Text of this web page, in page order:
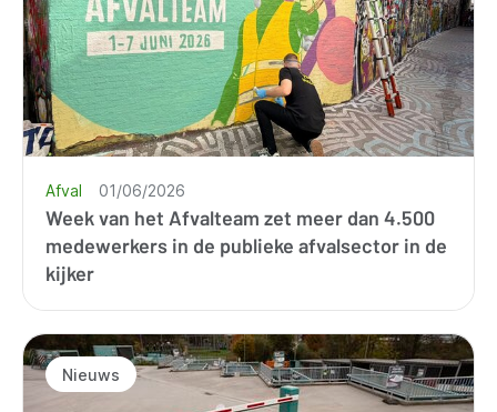
Week van het Afvalteam zet meer dan 4.500
medewerkers in de publieke afvalsector in de
kijker
Afval 01/06/2026
Nieuws